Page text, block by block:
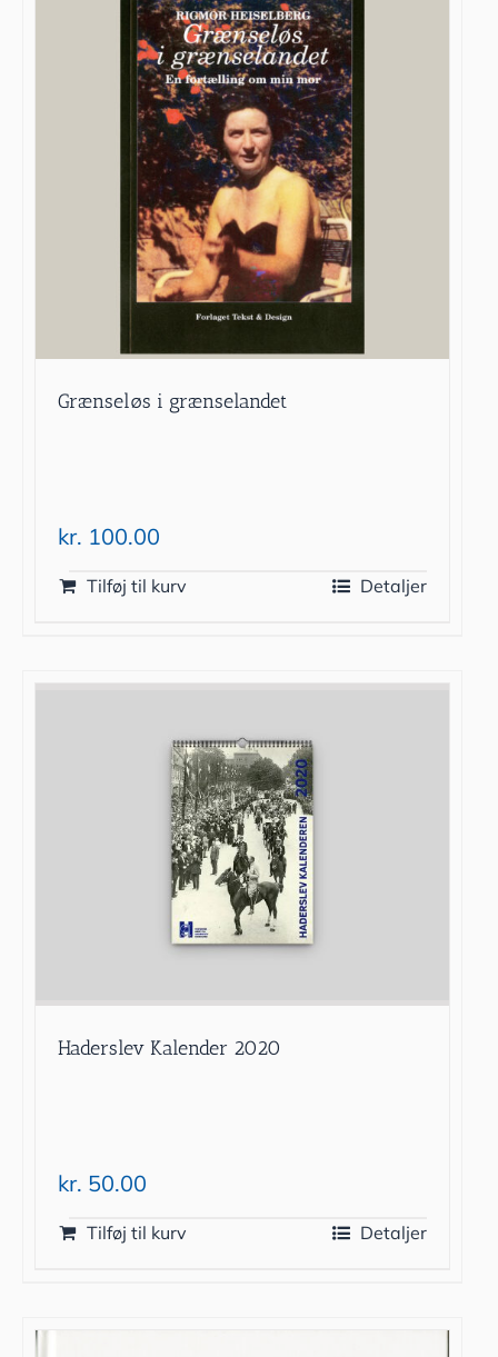
Grænseløs i grænselandet
kr. 100.00
Tilføj til kurv Detaljer
Haderslev Kalender 2020
kr. 50.00
Tilføj til kurv Detaljer